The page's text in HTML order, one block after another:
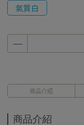
氣質白
商品介紹
商品介紹